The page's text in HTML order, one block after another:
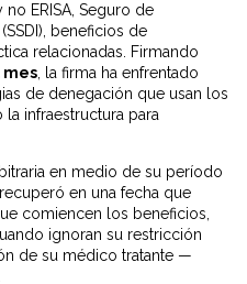
ERISA, Seguro de
beneficios de
relacionadas. Firmando
mes , la firma ha enfrentado
de denegación que usan los
infraestructura para
en medio de su período
en una fecha que
comiencen los beneficios,
ignoran su restricción
de su médico tratante —